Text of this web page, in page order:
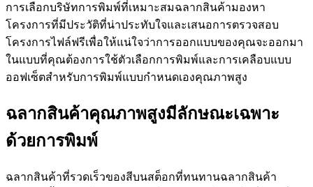
การเลือกบริษัทการพิมพ์ที่เหมาะสมฉลากสินค้ามองหา
โครงการที่มีประวัติที่น่าประทับใจและเสนอการตรวจสอบ
โครงการไฟล์ฟรีเพื่อให้แน่ใจว่าการออกแบบของคุณจะออกมา
ในแบบที่คุณต้องการใช้ตัวเลือกการพิมพ์และการเคลือบแบบ
ออฟเซ็ตสำหรับการพิมพ์แบบกำหนดเองคุณภาพสูง
ฉลากสินค้าคุณภาพสูงมีลักษณะเฉพาะ
ด้วยการพิมพ์
ฉลากสินค้าที่รวดเร็วของสีบนสต็อกที่ทนทานฉลากสินค้า